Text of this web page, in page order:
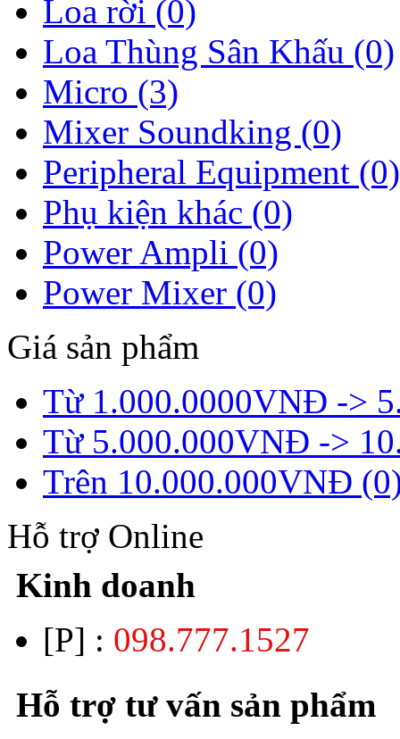
Loa rời (0)
Loa Thùng Sân Khấu (0)
Micro (3)
Mixer Soundking (0)
Peripheral Equipment (0)
Phụ kiện khác (0)
Power Ampli (0)
Power Mixer (0)
Giá sản phẩm
Từ 1.000.0000VNĐ ->
Từ 5.000.000VNĐ ->
Trên 10.000.000VNĐ
Hỗ trợ Online
Kinh doanh
[P] : 098.777.1527
Hỗ trợ tư vấn sản phẩm